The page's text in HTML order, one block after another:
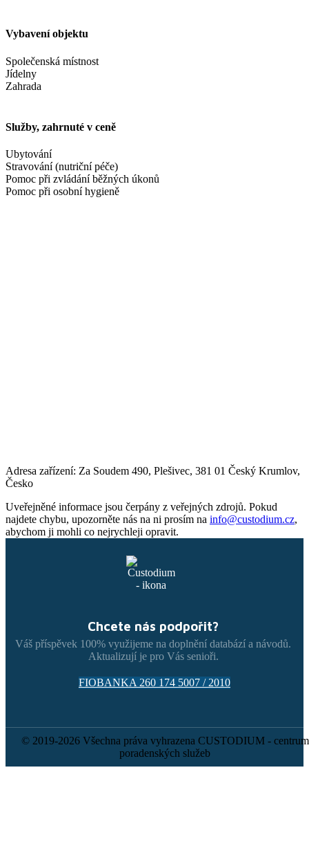
Vybavení objektu
Společenská místnost
Jídelny
Zahrada
Služby, zahrnuté v ceně
Ubytování
Stravování (nutriční péče)
Pomoc při zvládání běžných úkonů
Pomoc při osobní hygieně
Adresa zařízení: Za Soudem 490, Plešivec, 381 01 Český Krumlov,
Česko
Uveřejněné informace jsou čerpány z veřejných zdrojů. Pokud
najdete chybu, upozorněte nás na ni prosím na info@custodium.cz,
abychom ji mohli co nejrychleji opravit.
Chcete nás podpořit?
Váš příspěvek 100% využijeme na doplnění databází a návodů.
Aktualizují je pro Vás senioři.
FIOBANKA 260 174 5007 / 2010
© 2019-2026 Všechna práva vyhrazena CUSTODIUM - centrum
poradenských služeb